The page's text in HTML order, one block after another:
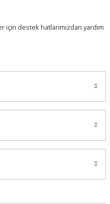
için destek hatlarımızdan yardım